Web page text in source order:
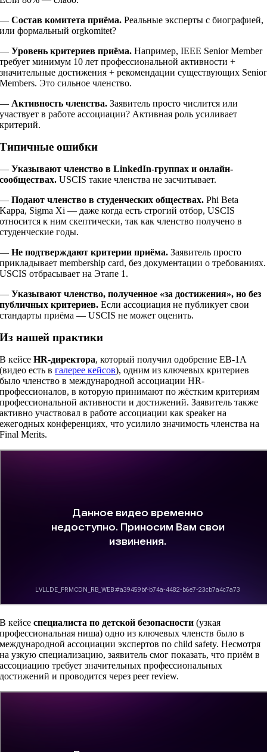
—Состав комитета приёма. Реальные эксперты с биографией,
или формальный orgkomitet?
—Уровень критериев приёма. Например, IEEE Senior Member
требует минимум 10 лет профессиональной активности +
значительные достижения + рекомендации существующих Senior
Members. Это сильное членство.
— Активность членства. Заявитель просто числится или
участвует в работе ассоциации? Активная роль усиливает
критерий.
Типичные ошибки
—Указывают членство в LinkedIn-группах и онлайн-
сообществах. USCIS такие членства не засчитывает.
—Подают членство в студенческих обществах. Phi Beta
Kappa, Sigma Xi — даже когда есть строгий отбор, USCIS
относится к ним скептически, так как членство получено в
студенческие годы.
—Не подтверждают критерии приёма. Заявитель просто
прикладывает membership card, без документации о требованиях.
USCIS отбрасывает на Этапе 1.
—Указывают членство, полученное «за достижения», но без
публичных критериев. Если ассоциация не публикует свои
стандарты приёма — USCIS не может оценить.
Из нашей практики
В кейсеHR-директора, который получил одобрение EB-1A
(видео есть вгалерее кейсов), одним из ключевых критериев
было членство в международной ассоциации HR-
профессионалов, в которую принимают по жёстким критериям
профессиональной активности и достижений. Заявитель также
активно участвовал в работе ассоциации как speaker на
ежегодных конференциях, что усилило значимость членства на
Final Merits.
В кейсеспециалиста по детской безопасности (узкая
профессиональная ниша) одно из ключевых членств было в
международной ассоциации экспертов по child safety. Несмотря
на узкую специализацию, заявитель смог показать, что приём в
ассоциацию требует значительных профессиональных
достижений и проводится через peer review.